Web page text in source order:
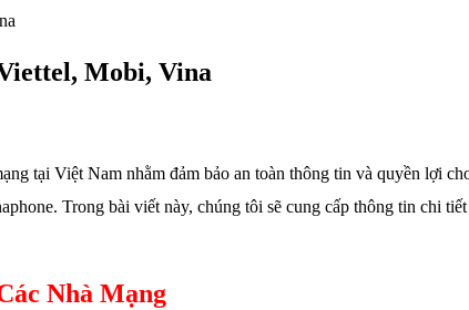
Mobi, Vina
tại Việt Nam nhằm đảm bảo an toàn thông tin và quyền lợi
Trong bài viết này, chúng tôi sẽ cung cấp thông tin chi
Nhà Mạng